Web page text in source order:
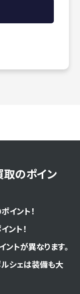
のポイン
イント！
ント！
トが異なります。
シェは装備も大